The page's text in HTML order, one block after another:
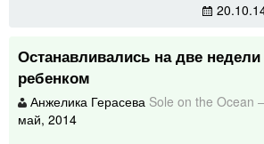
Останавливались на две
ребенком
Анжелика Герасева Sole on the Ocean
май, 2014